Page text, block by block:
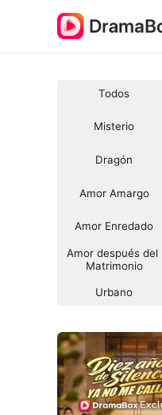
Todos
Misterio
Dragón
Amor Amargo
Amor Enredado
Amor después del
Matrimonio
Urbano